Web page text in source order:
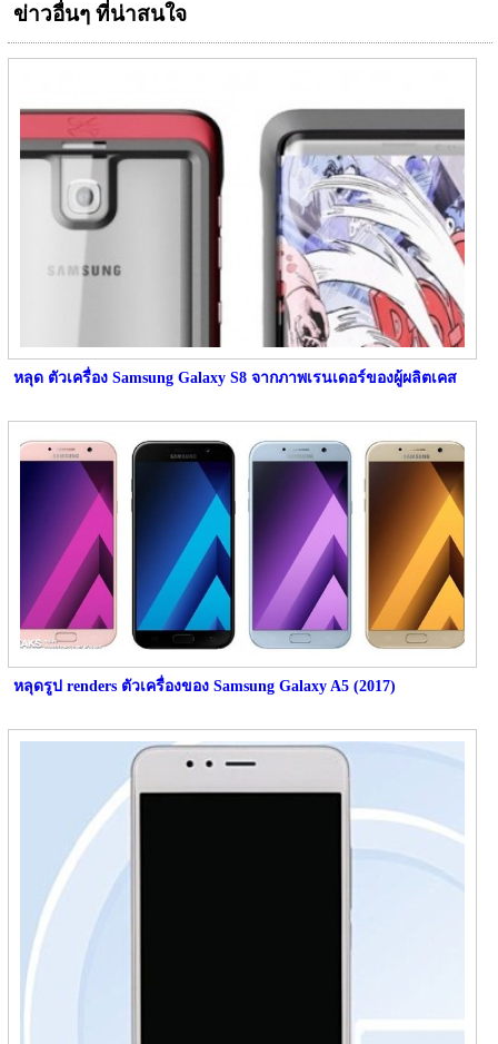
ข่าวอื่นๆ ที่น่าสนใจ
หลุด ตัวเครื่อง Samsung Galaxy S8 จากภาพเรนเดอร์ของผู้ผลิตเคส
หลุดรูป renders ตัวเครื่องของ Samsung Galaxy A5 (2017)